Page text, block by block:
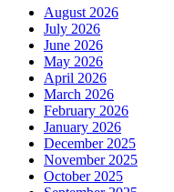
August 2026
July 2026
June 2026
May 2026
April 2026
March 2026
February 2026
January 2026
December 2025
November 2025
October 2025